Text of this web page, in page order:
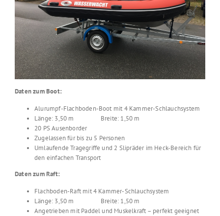
Daten zum Boot:
Alurumpf-Flachboden-Boot mit 4 Kammer-Schlauchsystem
Länge: 3,50 m Breite: 1,50 m
20 PS Ausenborder
Zugelassen für bis zu 5 Personen
Umlaufende Tragegriffe und 2 Slipräder im Heck-Bereich für
den einfachen Transport
Daten zum Raft:
Flachboden-Raft mit 4 Kammer-Schlauchsystem
Länge: 3,50 m Breite: 1,50 m
Angetrieben mit Paddel und Muskelkraft – perfekt geeignet